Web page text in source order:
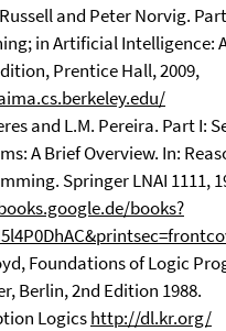
and Peter Norvig.
in Artificial Intelligence:
Prentice Hall, 2009,
and L.M. Pereira. Part I:
A Brief Overview. In:
Springer LNAI 1111,
books?
Foundations of Logic
Berlin, 2nd Edition 1988.
Logicshttp://dl.kr.org/